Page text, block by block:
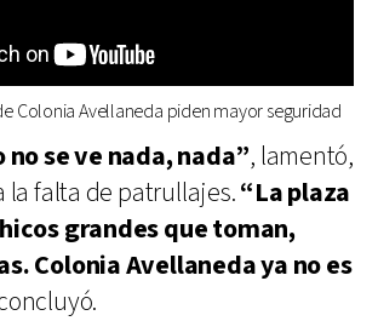
Colonia Avellaneda piden mayor seguridad
se ve nada, nada”, lamentó,
la falta de patrullajes.“La plaza
grandes que toman,
Colonia Avellaneda ya no es